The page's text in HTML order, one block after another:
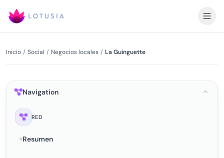
Inicio / Social / Negocios locales / La Guinguette
Navigation
RED
Resumen